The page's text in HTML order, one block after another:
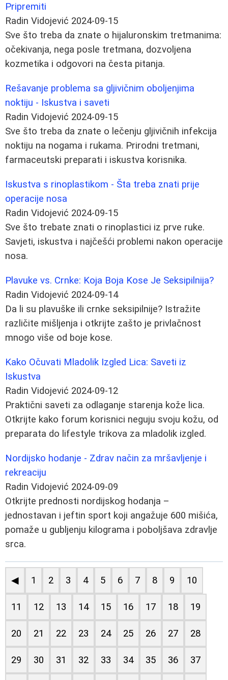
Pripremiti
Radin Vidojević 2024-09-15
Sve što treba da znate o hijaluronskim tretmanima:
očekivanja, nega posle tretmana, dozvoljena
kozmetika i odgovori na česta pitanja.
Rešavanje problema sa gljivičnim oboljenjima
noktiju - Iskustva i saveti
Radin Vidojević 2024-09-15
Sve što treba da znate o lečenju gljivičnih infekcija
noktiju na nogama i rukama. Prirodni tretmani,
farmaceutski preparati i iskustva korisnika.
Iskustva s rinoplastikom - Šta treba znati prije
operacije nosa
Radin Vidojević 2024-09-15
Sve što trebate znati o rinoplastici iz prve ruke.
Savjeti, iskustva i najčešći problemi nakon operacije
nosa.
Plavuke vs. Crnke: Koja Boja Kose Je Seksipilnija?
Radin Vidojević 2024-09-14
Da li su plavuške ili crnke seksipilnije? Istražite
različite mišljenja i otkrijte zašto je privlačnost
mnogo više od boje kose.
Kako Očuvati Mladolik Izgled Lica: Saveti iz
Iskustva
Radin Vidojević 2024-09-12
Praktični saveti za odlaganje starenja kože lica.
Otkrijte kako forum korisnici neguju svoju kožu, od
preparata do lifestyle trikova za mladolik izgled.
Nordijsko hodanje - Zdrav način za mršavljenje i
rekreaciju
Radin Vidojević 2024-09-09
Otkrijte prednosti nordijskog hodanja –
jednostavan i jeftin sport koji angažuje 600 mišića,
pomaže u gubljenju kilograma i poboljšava zdravlje
srca.
◀ 1 2 3 4 5 6 7 8 9 10
11 12 13 14 15 16 17 18 19
20 21 22 23 24 25 26 27 28
29 30 31 32 33 34 35 36 37